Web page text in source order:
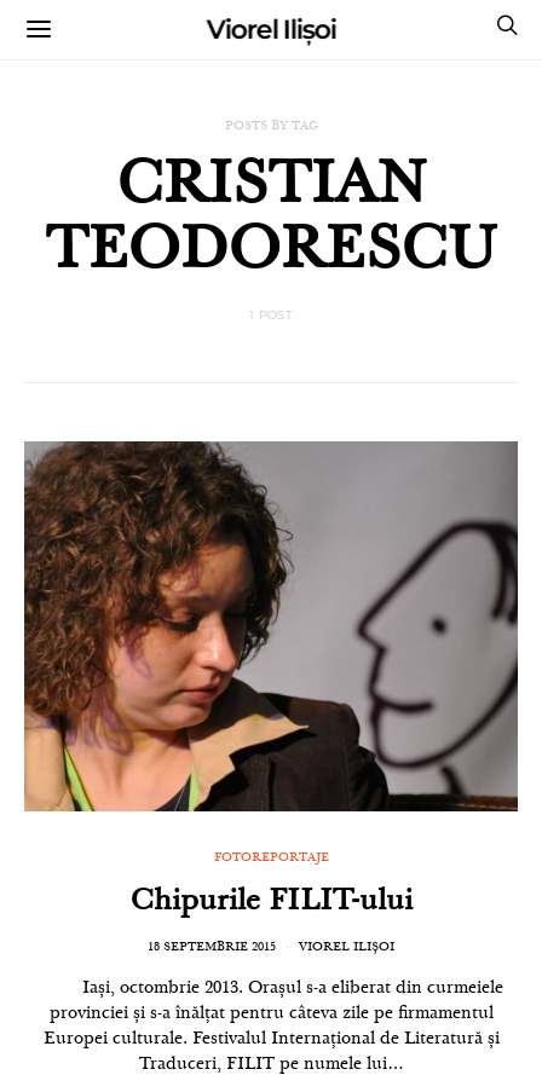
Viorel Ilișoi
POSTS BY TAG
CRISTIAN
TEODORESCU
1 POST
FOTOREPORTAJE
Chipurile FILIT-ului
18 SEPTEMBRIE 2015 VIOREL ILIȘOI
Iași, octombrie 2013. Orașul s-a eliberat din curmeiele
provinciei și s-a înălțat pentru câteva zile pe firmamentul
Europei culturale. Festivalul Internațional de Literatură și
Traduceri, FILIT pe numele lui…
CUMPĂRĂ CĂRȚILE MELE CU AUTOGRAF